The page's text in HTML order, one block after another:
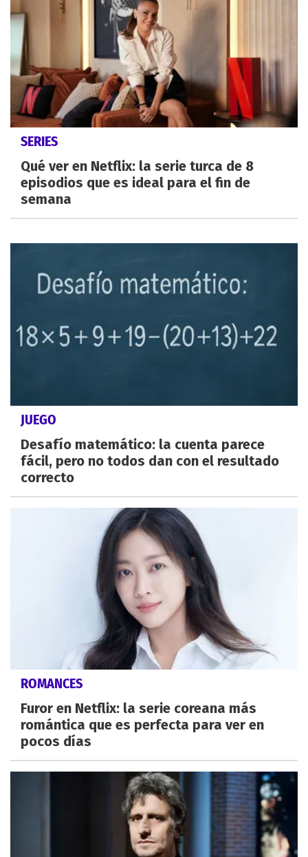
SERIES
Qué ver en Netflix: la serie turca de 8
episodios que es ideal para el fin de
semana
JUEGO
Desafío matemático: la cuenta parece
fácil, pero no todos dan con el resultado
correcto
ROMANCES
Furor en Netflix: la serie coreana más
romántica que es perfecta para ver en
pocos días